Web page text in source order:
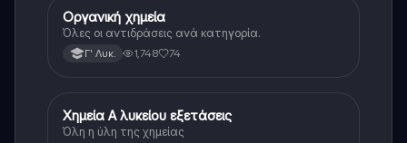
Χημεία
Οργανική χημεία
Όλες οι αντιδράσεις ανά κατηγορία.
Γ' Λυκ. 1,748 74
Χημεία
Χημεία Α λυκείου εξετάσεις
Όλη η ύλη της χημείας